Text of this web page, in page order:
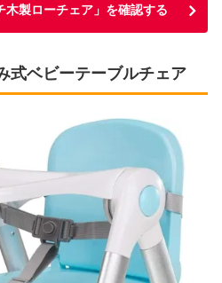
木製ローチェア」を確認する
式ベビーテーブルチェア